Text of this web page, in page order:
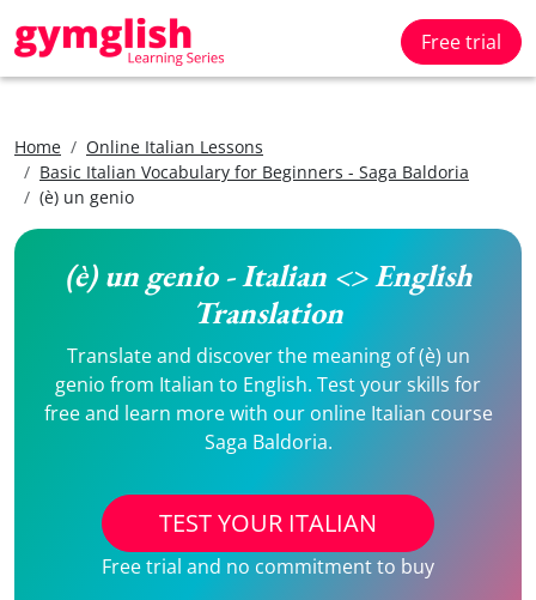
Free trial
Home
Online Italian Lessons
Basic Italian Vocabulary for Beginners - Saga Baldoria
(è) un genio
(è) un genio - Italian <> English
Translation
Translate and discover the meaning of (è) un
genio from Italian to English. Test your skills for
free and learn more with our online Italian course
Saga Baldoria.
TEST YOUR ITALIAN
Free trial and no commitment to buy